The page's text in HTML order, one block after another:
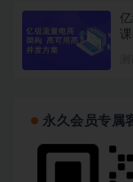
永久会员专属